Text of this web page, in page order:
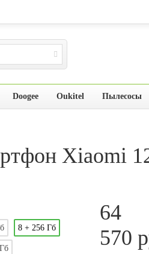
Doogee Oukitel Пылесосы
Xiaomi
8 + 256 Гб
64
570